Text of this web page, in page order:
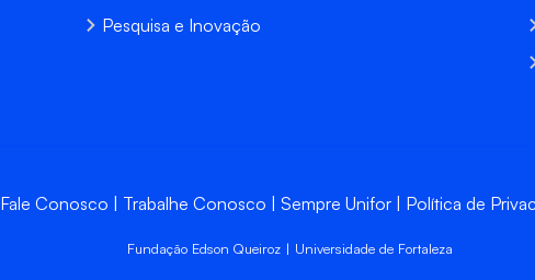
Pesquisa e Inovação
Fale Conosco Trabalhe Conosco Sempre Unifor Política de
Fundação Edson Queiroz | Universidade de Fortaleza